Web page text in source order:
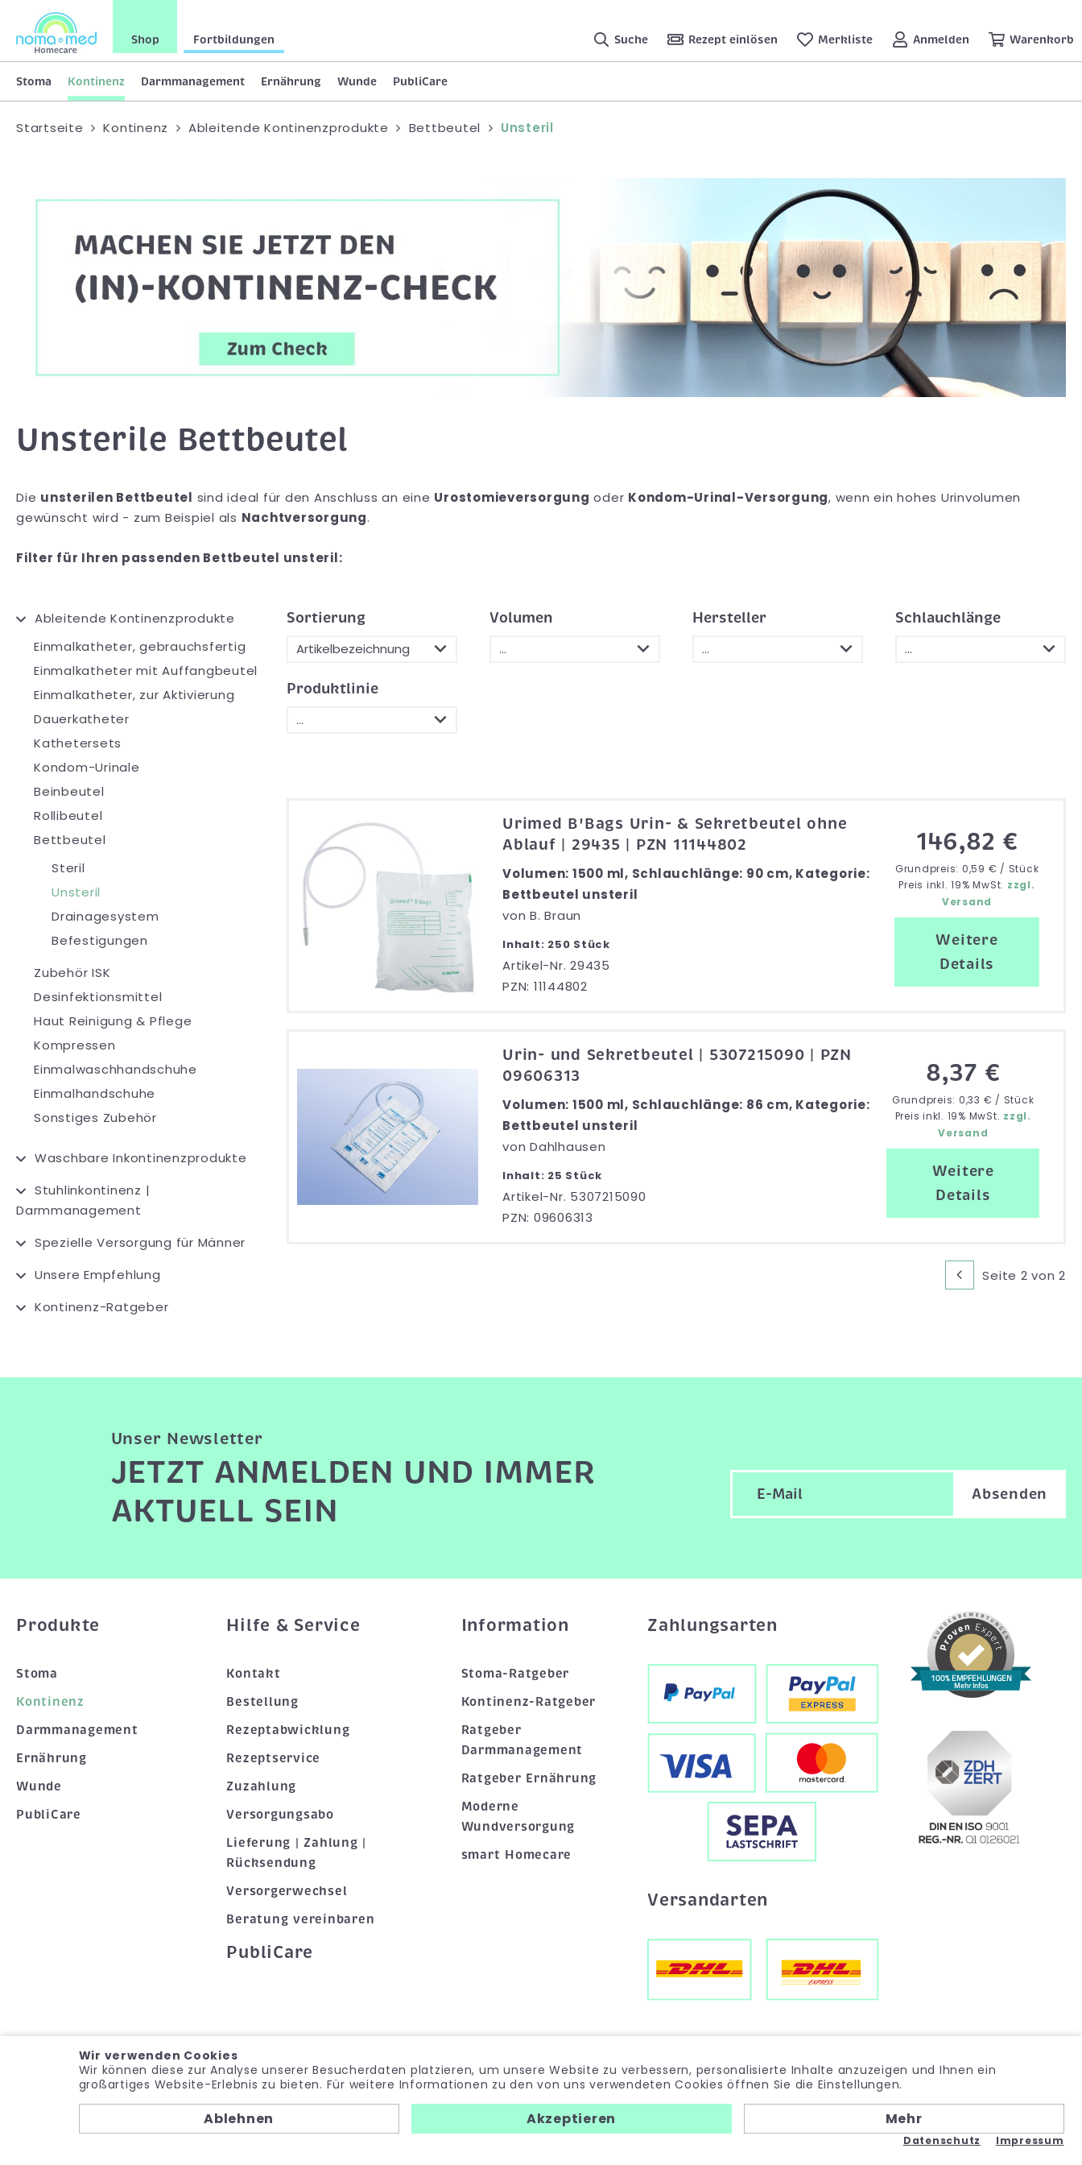
Shop Fortbildungen Suche Rezept einlösen Merkliste Anmelden Warenkorb
Stoma Kontinenz Darmmanagement Ernährung Wunde PubliCare
Startseite Kontinenz Ableitende Kontinenzprodukte Bettbeutel Unsteril
Unsterile Bettbeutel
Die unsterilen Bettbeutel sind ideal für den Anschluss an eine Urostomieversorgung oder Kondom-Urinal-Versorgung, wenn ein hohes Urinvolumen
gewünscht wird - zum Beispiel als Nachtversorgung.
Filter für Ihren passenden Bettbeutel unsteril:
Ableitende Kontinenzprodukte
Einmalkatheter, gebrauchsfertig
Einmalkatheter mit Auffangbeutel
Einmalkatheter, zur Aktivierung
Dauerkatheter
Kathetersets
Kondom-Urinale
Beinbeutel
Rollibeutel
Bettbeutel
Steril
Unsteril
Drainagesystem
Befestigungen
Zubehör ISK
Desinfektionsmittel
Haut Reinigung & Pflege
Kompressen
Einmalwaschhandschuhe
Einmalhandschuhe
Sonstiges Zubehör
Waschbare Inkontinenzprodukte
Stuhlinkontinenz |
Darmmanagement
Spezielle Versorgung für Männer
Unsere Empfehlung
Kontinenz-Ratgeber
Sortierung Volumen Hersteller Schlauchlänge
Produktlinie
Urimed B'Bags Urin- & Sekretbeutel ohne
Ablauf | 29435 | PZN 11144802
Volumen: 1500 ml, Schlauchlänge: 90 cm, Kategorie:
Bettbeutel unsteril
von B. Braun
Inhalt: 250 Stück
Artikel-Nr. 29435
PZN: 11144802
146,82 €
Grundpreis: 0,59 € / Stück
Preis inkl. 19% MwSt. zzgl.
Versand
Weitere
Details
Urin- und Sekretbeutel | 5307215090 | PZN
09606313
Volumen: 1500 ml, Schlauchlänge: 86 cm, Kategorie:
Bettbeutel unsteril
von Dahlhausen
Inhalt: 25 Stück
Artikel-Nr. 5307215090
PZN: 09606313
8,37 €
Grundpreis: 0,33 € / Stück
Preis inkl. 19% MwSt. zzgl.
Versand
Weitere
Details
Seite 2 von 2
Unser Newsletter
JETZT ANMELDEN UND IMMER
AKTUELL SEIN
Absenden
Produkte
Stoma
Kontinenz
Darmmanagement
Ernährung
Wunde
PubliCare
Hilfe & Service
Kontakt
Bestellung
Rezeptabwicklung
Rezeptservice
Zuzahlung
Versorgungsabo
Lieferung | Zahlung |
Rücksendung
Versorgerwechsel
Beratung vereinbaren
Information
Stoma-Ratgeber
Kontinenz-Ratgeber
Ratgeber
Darmmanagement
Ratgeber Ernährung
Moderne
Wundversorgung
smart Homecare
PubliCare
Zahlungsarten
Versandarten
100% EMPFEHLUNGEN
Mehr Infos
Geschäftsbereich der PubliCare
Allgemeine Geschäftsbedingungen
Made with
Wir verwenden Cookies
Wir können diese zur Analyse unserer Besucherdaten platzieren, um unsere Website zu verbessern, personalisierte Inhalte anzuzeigen und Ihnen ein
großartiges Website-Erlebnis zu bieten. Für weitere Informationen zu den von uns verwendeten Cookies öffnen Sie die Einstellungen.
Ablehnen Akzeptieren Mehr
Datenschutz Impressum